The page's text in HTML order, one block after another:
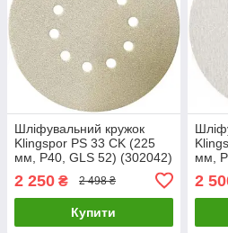
Шліфувальний кружок
Klingspor PS 33 CK (225
мм, P40, GLS 52) (302042)
2 250 ₴ 2 498 ₴
Купити
мм,
2